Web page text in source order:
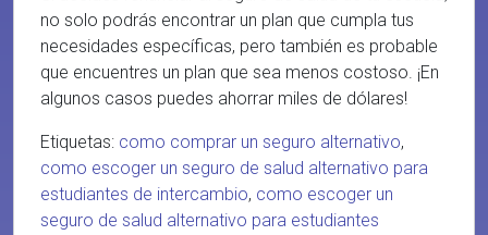
no solo podrás encontrar un plan que cumpla tus
necesidades específicas, pero también es probable
que encuentres un plan que sea menos costoso. ¡En
algunos casos puedes ahorrar miles de dólares!
Etiquetas: como comprar un seguro alternativo,
como escoger un seguro de salud alternativo para
estudiantes de intercambio, como escoger un
seguro de salud alternativo para estudiantes